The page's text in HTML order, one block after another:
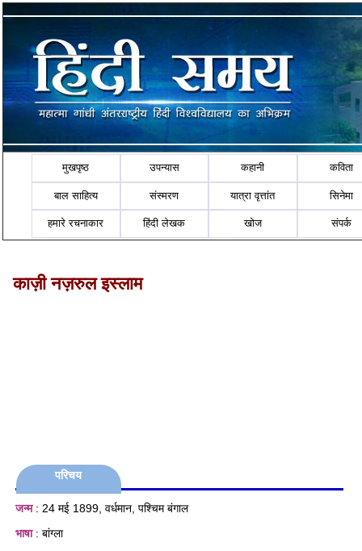
मुखपृष्ठ उपन्यास कहानी कविता
बाल साहित्य संस्मरण यात्रा वृत्तांत सिनेमा
हमारे रचनाकार हिंदी लेखक खोज संपर्क
काज़ी नज़रुल इस्लाम
परिचय
जन्म: 24 मई 1899, वर्धमान, पश्चिम बंगाल
भाषा: बांग्ला